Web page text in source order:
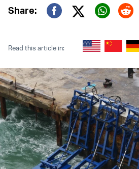
Share:
Twitter (X)
Read this article in: